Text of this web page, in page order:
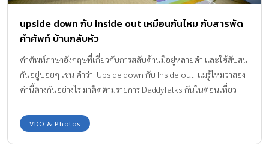
upside down กับ inside out เหมือนกันไหม กับสารพัด
คำศัพท์ บ้านกลับหัว
คำศัพท์ภาษาอังกฤษที่เกี่ยวกับการสลับด้านมีอยู่หลายคำ และใช้สับสน
กันอยู่บ่อยๆ เช่น คำว่า Upside down กับ Inside out แม่รู้ไหมว่าสอง
คำนี้ต่างกันอย่างไร มาติดตามรายการ DaddyTalks กันในตอนเที่ยว
VDO & Photos